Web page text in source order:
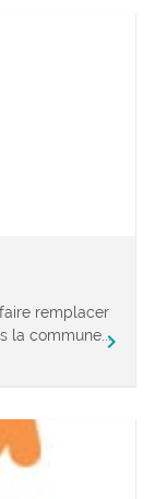
remplacer
la commune...
chevron_right